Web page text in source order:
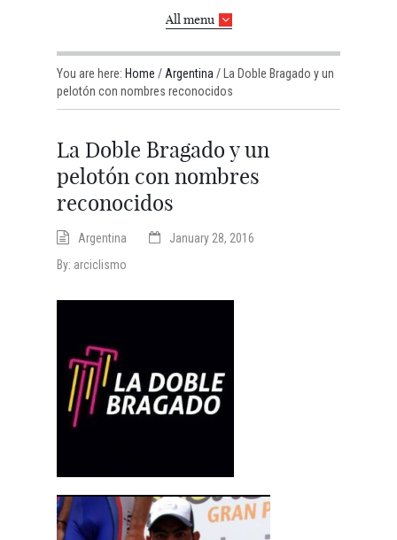
All menu
You are here: Home / Argentina / La Doble Bragado y un
pelotón con nombres reconocidos
La Doble Bragado y un
pelotón con nombres
reconocidos
Argentina
January 28, 2016
By: arciclismo